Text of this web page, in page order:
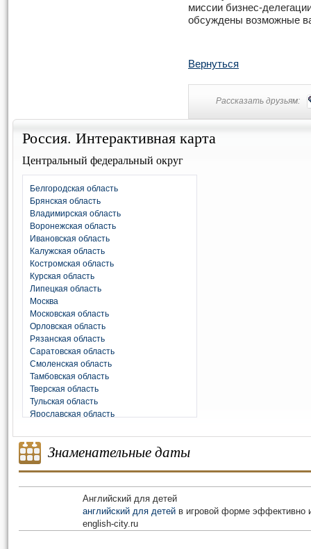
миссии бизнес-
обсуждены возможные
Вернуться
Рассказать друзьям:
Россия. Интерактивная карта
Центральный федеральный округ
Белгородская область
Брянская область
Владимирская область
Воронежская область
Ивановская область
Калужская область
Костромская область
Курская область
Липецкая область
Москва
Московская область
Орловская область
Рязанская область
Саратовская область
Смоленская область
Тамбовская область
Тверская область
Тульская область
Ярославская область
Знаменательные даты
Английский для детей
английский для детей в игровой форме эффективно
english-city.ru